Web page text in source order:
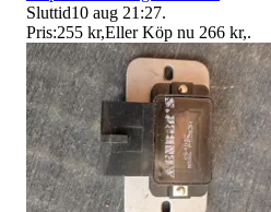
Sluttid10 aug 21:27.
Pris:255 kr,Eller Köp nu 266 kr,.